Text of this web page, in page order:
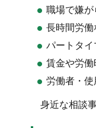
職場で嫌が
長時間労働
パートタイ
賃金や労働
労働者・使
身近な相談